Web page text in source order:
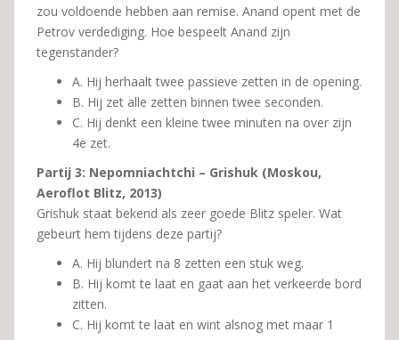
zou voldoende hebben aan remise. Anand opent met de
Petrov verdediging. Hoe bespeelt Anand zijn
tegenstander?
A. Hij herhaalt twee passieve zetten in de opening.
B. Hij zet alle zetten binnen twee seconden.
C. Hij denkt een kleine twee minuten na over zijn
4e zet.
Partij 3: Nepomniachtchi – Grishuk (Moskou,
Aeroflot Blitz, 2013)
Grishuk staat bekend als zeer goede Blitz speler. Wat
gebeurt hem tijdens deze partij?
A. Hij blundert na 8 zetten een stuk weg.
B. Hij komt te laat en gaat aan het verkeerde bord
zitten.
C. Hij komt te laat en wint alsnog met maar 1